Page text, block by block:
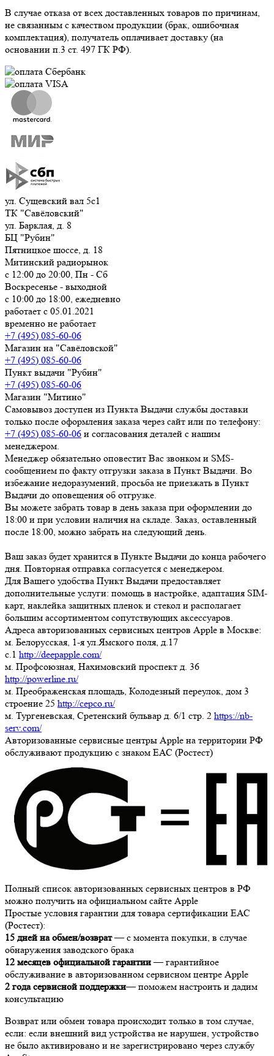
В случае отказа от всех доставленных товаров по причинам,
не связанным с качеством продукции (брак, ошибочная
комплектация), получатель оплачивает доставку (на
основании п.3 ст. 497 ГК РФ).
ул. Сущевский вал 5с1
ТК "Савёловский"
ул. Барклая, д. 8
БЦ "Рубин"
Пятницкое шоссе, д. 18
Митинский радиорынок
с 12:00 до 20:00, Пн - Сб
Воскресенье - выходной
с 10:00 до 18:00, ежедневно
работает с 05.01.2021
временно не работает
+7 (495) 085-60-06
Магазин на "Савёловской"
+7 (495) 085-60-06
Пункт выдачи "Рубин"
+7 (495) 085-60-06
Магазин "Митино"
Самовывоз доступен из Пункта Выдачи службы доставки
только после оформления заказа через сайт или по телефону:
+7 (495) 085-60-06 и согласования деталей с нашим
менеджером.
Менеджер обязательно оповестит Вас звонком и SMS-
сообщением по факту отгрузки заказа в Пункт Выдачи. Во
избежание недоразумений, просьба не приезжать в Пункт
Выдачи до оповещения об отгрузке.
Вы можете забрать товар в день заказа при оформлении до
18:00 и при условии наличия на складе. Заказ, оставленный
после 18:00, можно забрать на следующий день.
Ваш заказ будет хранится в Пункте Выдачи до конца рабочего
дня. Повторная отправка согласуется с менеджером.
Для Вашего удобства Пункт Выдачи предоставляет
дополнительные услуги: помощь в настройке, адаптация SIM-
карт, наклейка защитных пленок и стекол и располагает
большим ассортиментом сопутствующих аксессуаров.
Адреса авторизованных сервисных центров Apple в Москве:
м. Белорусская, 1-я ул.Ямского поля, д.17
c.1 http://deepapple.com/
м. Профсоюзная, Нахимовский проспект д. 36
http://powerline.ru/
м. Преображенская площадь, Колодезный переулок, дом 3
строение 25 http://cepco.ru/
м. Тургеневская, Сретенский бульвар д. 6/1 стр. 2 https://nb-
serv.com/
Авторизованные сервисные центры Apple на территории РФ
обслуживают продукцию с знаком ЕАС (Ростест)
Полный список авторизованных сервисных центров в РФ
можно получить на официальном сайте Apple
Простые условия гарантии для товара сертификации ЕАС
(Ростест):
15 дней на обмен/возврат— с момента покупки, в случае
обнаружения заводского брака
12 месяцев официальной гарантии— гарантийное
обслуживание в авторизованном сервисном центре Apple
2 года сервисной поддержки— поможем настроить и дадим
консультацию
Возврат или обмен товара происходит только в том случае,
если: если внешний вид устройства не нарушен, устройство
не было активировано и не зарегистрировано через службу